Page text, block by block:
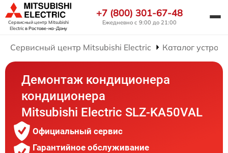
Сервисный центр Mitsubishi
Electricв Ростове-на-Дону
+7 (800) 301-67-48
Ежедневно с 9:00 до 21:00
Сервисный центр Mitsubishi Electric Каталог
Демонтаж кондиционера
кондиционера
Mitsubishi Electric SLZ-KA50VAL
Официальный сервис
Гарантийное обслуживание